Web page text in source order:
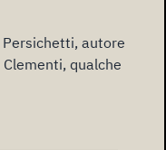
autore
qualche